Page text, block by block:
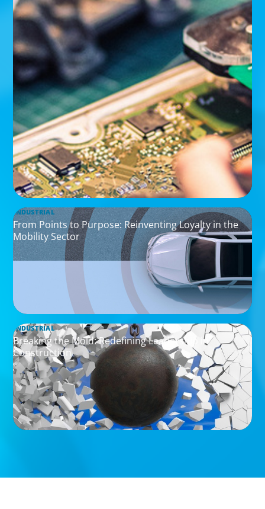
INDUSTRIAL
From Points to Purpose: Reinventing Loyalty in the
Mobility Sector
INDUSTRIAL
Breaking the Mold: Redefining Leadership in
Construction